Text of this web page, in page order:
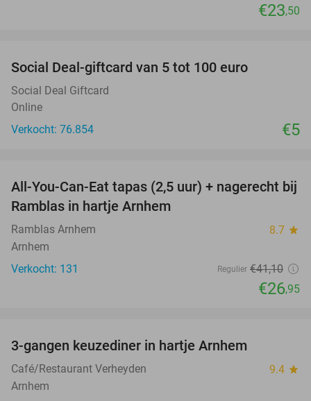
€23,50
Social Deal-giftcard van 5 tot 100 euro
Social Deal Giftcard
Online
Verkocht: 76.854
€5
34%
All-You-Can-Eat tapas (2,5 uur) + nagerecht bij
Ramblas in hartje Arnhem
Ramblas Arnhem 8.7 star
Arnhem
Verkocht: 131
Regulier €41,10
€26,95
3-gangen keuzediner in hartje Arnhem
Café/Restaurant Verheyden 9.4 star
Arnhem